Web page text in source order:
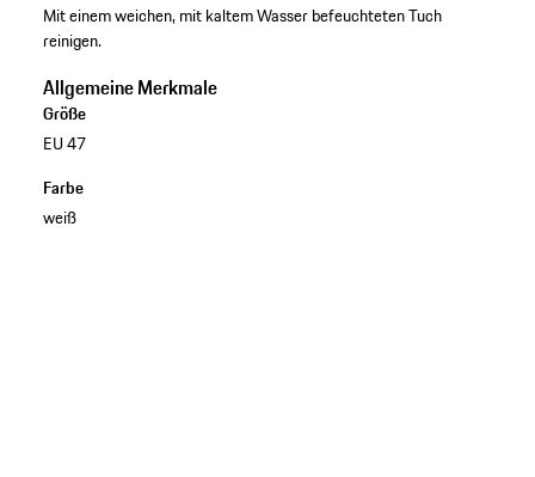
Mit einem weichen, mit kaltem Wasser befeuchteten Tuch
reinigen.
Allgemeine Merkmale
Größe
EU 47
Farbe
weiß